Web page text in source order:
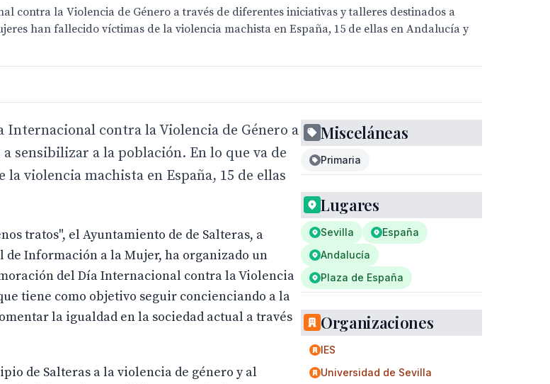
contra la Violencia de Género a través de diferentes iniciativas y talleres destinados a
han fallecido víctimas de la violencia machista en España, 15 de ellas en Andalucía y
contra la Violencia de Género a
sensibilizar a la población. En lo que va de
violencia machista en España, 15 de ellas
tratos", el Ayuntamiento de de Salteras, a
Información a la Mujer, ha organizado un
del Día Internacional contra la Violencia
tiene como objetivo seguir concienciando a la
la igualdad en la sociedad actual a través
de Salteras a la violencia de género y al
Misceláneas
Primaria
Lugares
Sevilla
España
Andalucía
Plaza de España
Organizaciones
IES
Universidad de Sevilla